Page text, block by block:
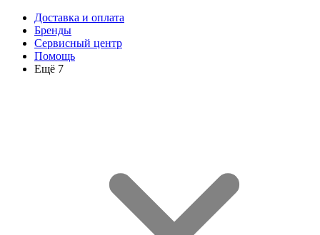
Доставка и оплата
Бренды
Сервисный центр
Помощь
Ещё 7